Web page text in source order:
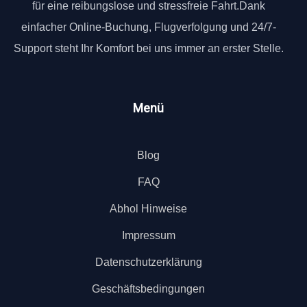
für eine reibungslose und stressfreie Fahrt.Dank
einfacher Online-Buchung, Flugverfolgung und 24/7-
Support steht Ihr Komfort bei uns immer an erster Stelle.
Menü
Blog
FAQ
Abhol Hinweise
Impressum
Datenschutzerklärung
Geschäftsbedingungen